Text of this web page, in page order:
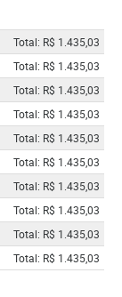
Total: R$ 1.435,03
Total: R$ 1.435,03
Total: R$ 1.435,03
Total: R$ 1.435,03
Total: R$ 1.435,03
Total: R$ 1.435,03
Total: R$ 1.435,03
Total: R$ 1.435,03
Total: R$ 1.435,03
Total: R$ 1.435,03